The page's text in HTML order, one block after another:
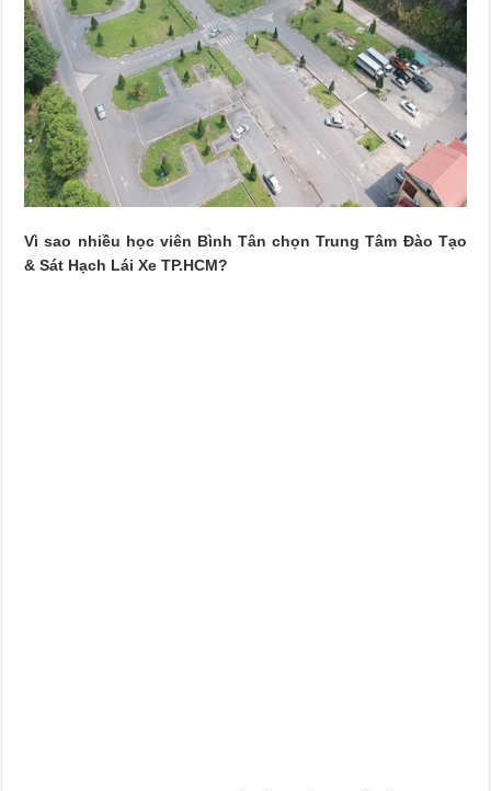
Vì sao nhiều học viên Bình Tân chọn Trung Tâm Đào Tạo
& Sát Hạch Lái Xe TP.HCM?